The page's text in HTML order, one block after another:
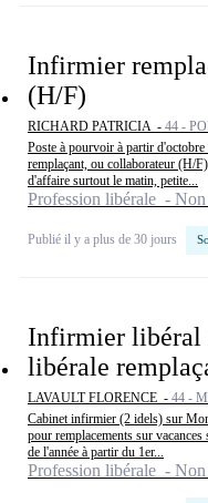
Infirmier
(H/F)
RICHARD PATRICIA - 44 -
Poste à pourvoir à partir
remplaçant, ou collaborateur (H/
d'affaire surtout le matin, petite...
Profession libérale - Non
Publié il y a plus de 30 jours
Infirmier
libérale
LAVAULT FLORENCE - 44 -
Cabinet infirmier (2 idels) sur
pour remplacements sur
de l'année à partir du 1er...
Profession libérale - Non